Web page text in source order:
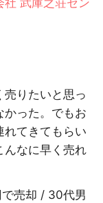
社 武庫之荘セン
りたいと思っ
かった。でもお
れてきてもらい
んなに早く売れ
売却 / 30代男